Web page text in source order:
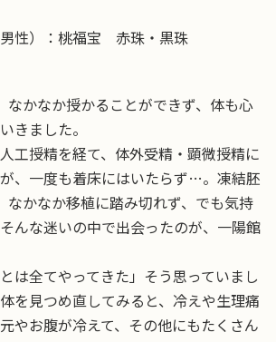
性）：桃福宝 赤珠・黒珠
なかなか授かることができず、体も心
きました。
工授精を経て、体外受精・顕微授精に
、一度も着床にはいたらず…。凍結胚
なかなか移植に踏み切れず、でも気持
んな迷いの中で出会ったのが、一陽館
は全てやってきた」そう思っていまし
を見つめ直してみると、冷えや生理痛
やお腹が冷えて、その他にもたくさん